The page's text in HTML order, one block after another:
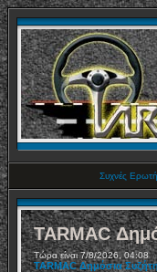
Συχνές
TARMAC
Τώρα είναι 7/8/2026, 04:08
TARMAC Δημόσια